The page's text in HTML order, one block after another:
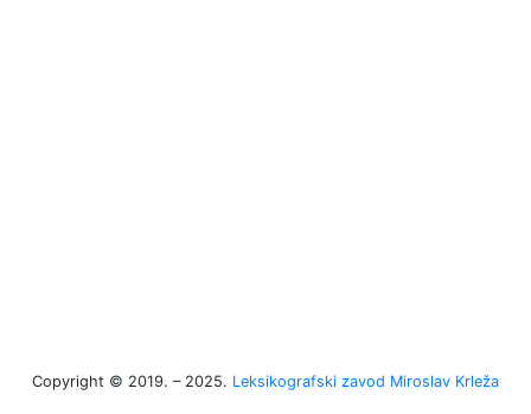
Copyright © 2019. – 2025. Leksikografski zavod Miroslav Krleža